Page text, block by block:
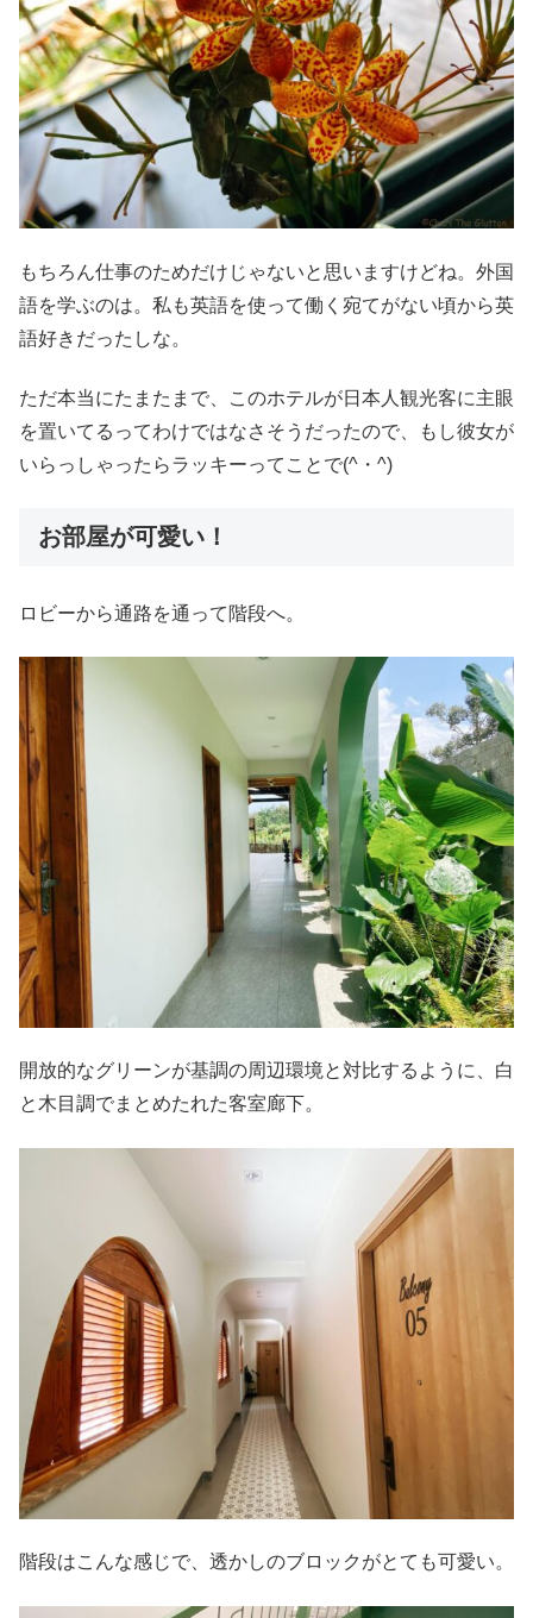
もちろん仕事のためだけじゃないと思いますけどね。外国
語を学ぶのは。私も英語を使って働く宛てがない頃から英
語好きだったしな。
ただ本当にたまたまで、このホテルが日本人観光客に主眼
を置いてるってわけではなさそうだったので、もし彼女が
いらっしゃったらラッキーってことで(^・^)
お部屋が可愛い！
ロビーから通路を通って階段へ。
開放的なグリーンが基調の周辺環境と対比するように、白
と木目調でまとめたれた客室廊下。
階段はこんな感じで、透かしのブロックがとても可愛い。